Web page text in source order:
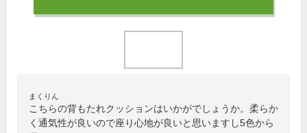
まくりん
こちらの背もたれクッションはいかがでしょうか。柔らか
く通気性が良いので座り心地が良いと思いますし5色から